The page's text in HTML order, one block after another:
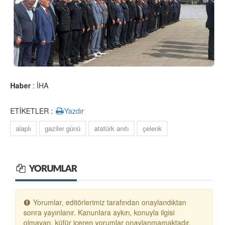
Haber: İHA
ETİKETLER : Yazdır
alaplı gaziler günü atatürk anıtı çelenk
YORUMLAR
Yorumlar, editörlerimiz tarafından onaylandıktan
sonra yayınlanır. Kanunlara aykırı, konuyla ilgisi
olmayan, küfür içeren yorumlar onaylanmamaktadır.